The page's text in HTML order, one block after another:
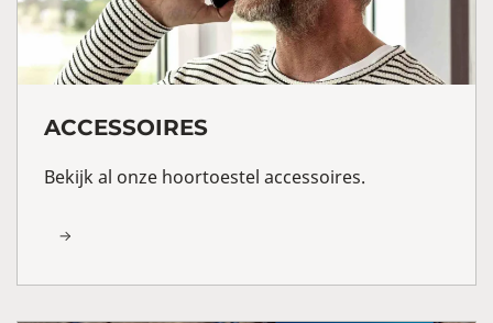
ACCESSOIRES
Bekijk al onze hoortoestel accessoires.